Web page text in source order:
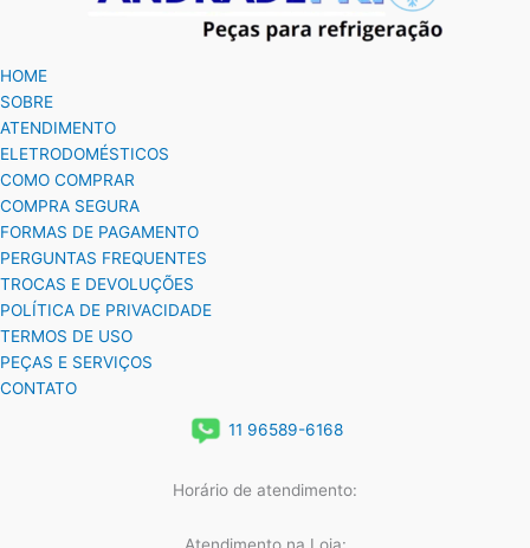
HOME
SOBRE
ATENDIMENTO
ELETRODOMÉSTICOS
COMO COMPRAR
COMPRA SEGURA
FORMAS DE PAGAMENTO
PERGUNTAS FREQUENTES
TROCAS E DEVOLUÇÕES
POLÍTICA DE PRIVACIDADE
TERMOS DE USO
PEÇAS E SERVIÇOS
CONTATO
11 96589-6168
Horário de atendimento: